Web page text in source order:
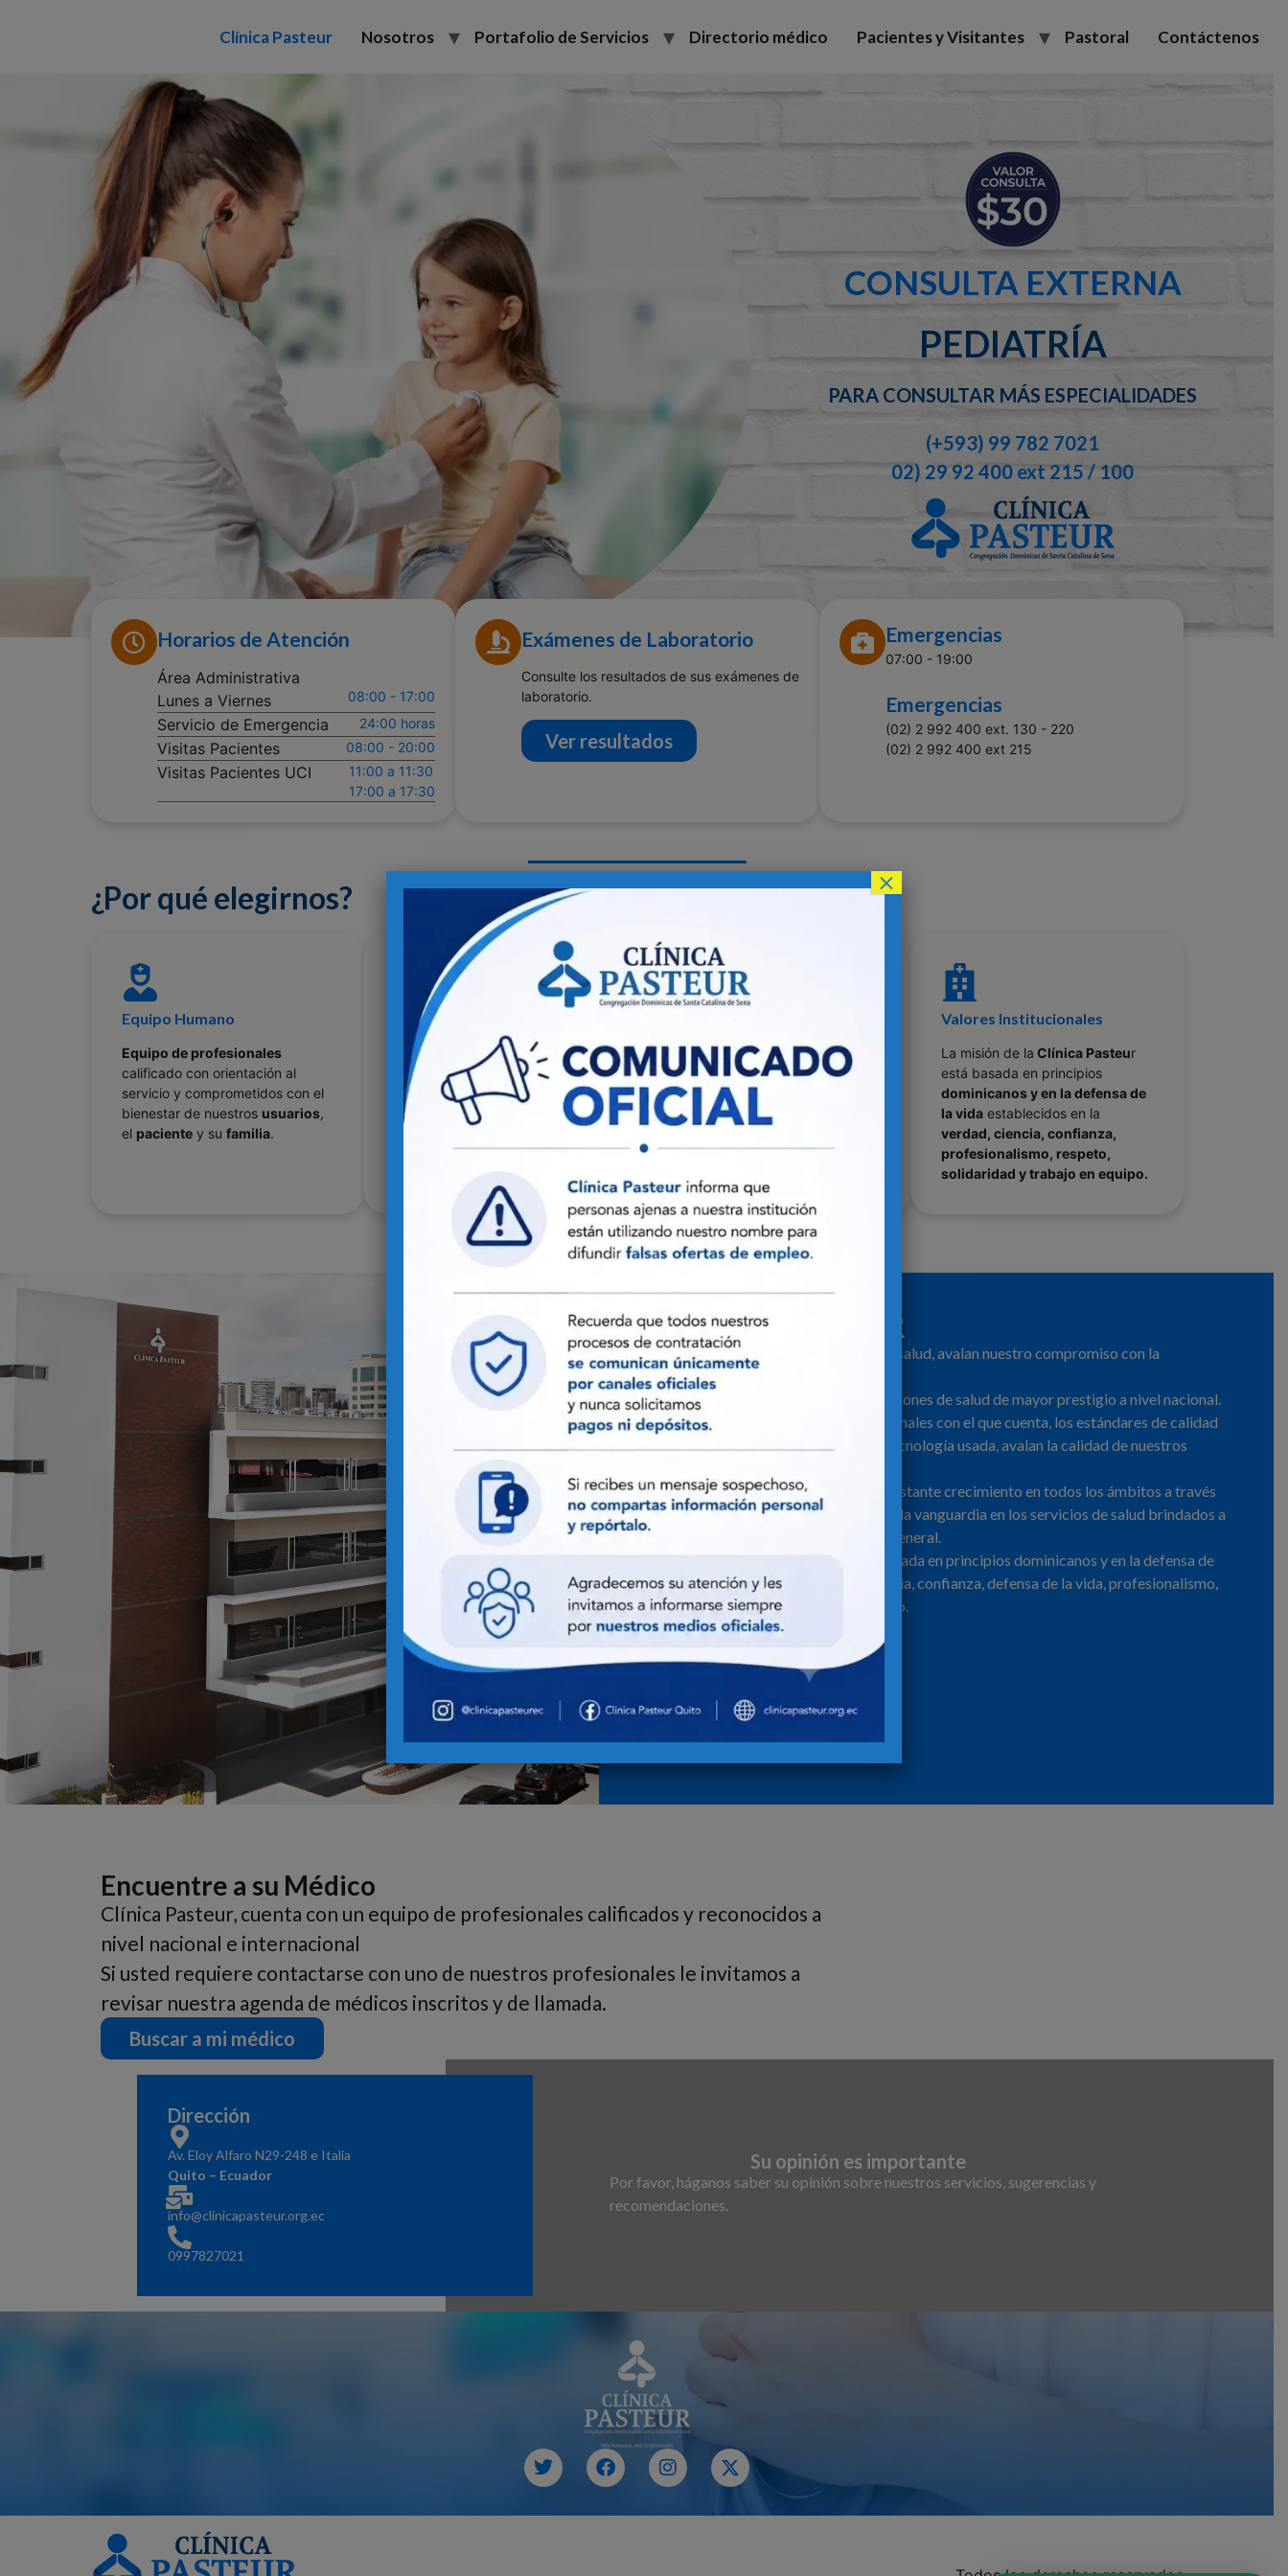
Clínica Pasteur Nosotros Portafolio de Servicios Directorio médico Pacientes y Visitantes Pastoral Contáctenos
CONSULTA EXTERNA
PEDIATRÍA
PARA CONSULTAR MÁS ESPECIALIDADES
(+593) 99 782 7021
02) 29 92 400 ext 215 / 100
Horarios de Atención
Área Administrativa
Lunes a Viernes
08:00 - 17:00
Servicio de Emergencia 24:00 horas
Visitas Pacientes 08:00 - 20:00
Visitas Pacientes UCI
11:00 a 11:30
17:00 a 17:30
Exámenes de Laboratorio
Consulte los resultados de sus exámenes de
laboratorio.
Ver resultados
Emergencias
07:00 - 19:00
Emergencias
(02) 2 992 400 ext. 130 - 220
(02) 2 992 400 ext 215
¿Por qué elegirnos?
Equipo Humano
Equipo de profesionales
calificado con orientación al
servicio y comprometidos con el
bienestar de nuestros usuarios,
el pacientey su familia.
Trato Personalizado
Servicios de salud integrales,
con calidad y calidez,
basándonos en soportes
humanos, científicos y
tecnológicos
Nuestra gestiónestá basada en
procesos cuyos indicadores nos
permiten mantener siempre
mejora continua.
Valores Institucionales
La misión de la Clínica Pasteur
está basada en principios
dominicanos y en la defensa de
la vidaestablecidos en la
verdad, ciencia, confianza,
profesionalismo, respeto,
solidaridad y trabajo en equipo.
CLÍNICA PASTEUR
90 años de experiencia en servicios de salud, avalan nuestro compromiso con la
excelencia.
La Clínica Pasteur es una de las instituciones de salud de mayor prestigio a nivel nacional.
Sus instalaciones, el equipo de profesionales con el que cuenta, los estándares de calidad
aplicados en todos sus procesos y la tecnología usada, avalan la calidad de nuestros
La Clínica Pasteur ha mantenido un constante crecimiento en todos los ámbitos a través
de los años, lo que ha permitido estar a la vanguardia en los servicios de salud brindados a
sus pacientes, familiares y público en general.
La misión de la Clínica Pasteur está basada en principios dominicanos y en la defensa de
la vida, especificados así: verdad, ciencia, confianza, defensa de la vida, profesionalismo,
respeto, solidaridad y trabajo en equipo.
Conoce más aquí
Encuentre a su Médico
Clínica Pasteur, cuenta con un equipo de profesionales calificados y reconocidos a
nivel nacional e internacional
Si usted requiere contactarse con uno de nuestros profesionales le invitamos a
revisar nuestra agenda de médicos inscritos y de llamada.
Buscar a mi médico
Dirección
Av. Eloy Alfaro N29-248 e Italia
Quito – Ecuador
info@clinicapasteur.org.ec
0997827021
Su opinión es importante
Por favor, háganos saber su opinión sobre nuestros servicios, sugerencias y
recomendaciones.
×